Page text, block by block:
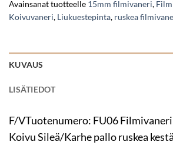
Avainsanat tuotteelle 15mm filmivaneri,
Koivuvaneri, Liukuestepinta, ruskea
KUVAUS
LISÄTIEDOT
F/VTuotenumero: FU06
Koivu Sileä/Karhe pallo ruskea